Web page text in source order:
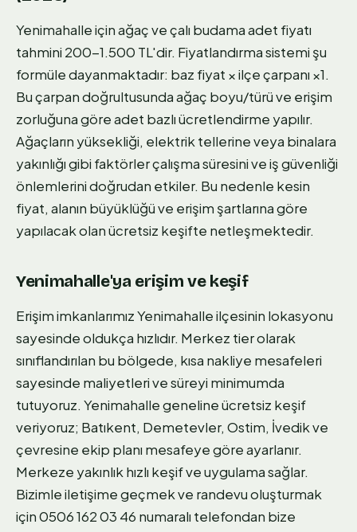
Yenimahalle için ağaç ve çalı budama adet fiyatı
tahmini 200-1.500 TL'dir. Fiyatlandırma sistemi şu
formüle dayanmaktadır: baz fiyat × ilçe çarpanı ×1.
Bu çarpan doğrultusunda ağaç boyu/türü ve erişim
zorluğuna göre adet bazlı ücretlendirme yapılır.
Ağaçların yüksekliği, elektrik tellerine veya binalara
yakınlığı gibi faktörler çalışma süresini ve iş güvenliği
önlemlerini doğrudan etkiler. Bu nedenle kesin
fiyat, alanın büyüklüğü ve erişim şartlarına göre
yapılacak olan ücretsiz keşifte netleşmektedir.
Yenimahalle'ya erişim ve keşif
Erişim imkanlarımız Yenimahalle ilçesinin lokasyonu
sayesinde oldukça hızlıdır. Merkez tier olarak
sınıflandırılan bu bölgede, kısa nakliye mesafeleri
sayesinde maliyetleri ve süreyi minimumda
tutuyoruz. Yenimahalle geneline ücretsiz keşif
veriyoruz; Batıkent, Demetevler, Ostim, İvedik ve
çevresine ekip planı mesafeye göre ayarlanır.
Merkeze yakınlık hızlı keşif ve uygulama sağlar.
Bizimle iletişime geçmek ve randevu oluşturmak
için 0506 162 03 46 numaralı telefondan bize